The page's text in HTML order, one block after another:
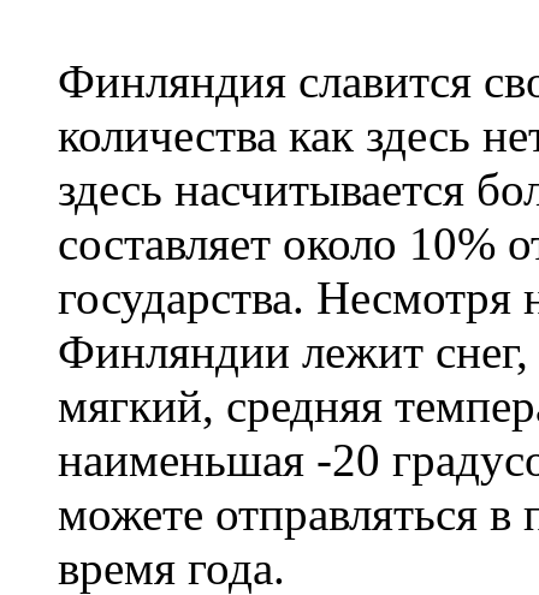
Финляндия славится
количества как здесь
здесь насчитывается
составляет около 10%
государства. Несмотря
Финляндии лежит
мягкий, средняя
наименьшая -20
можете отправляться
время года.